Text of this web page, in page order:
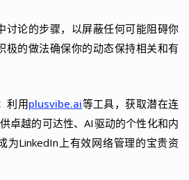
讨论的步骤，以屏蔽任何可能阻碍你
极的做法确保你的动态保持相关和有
利用plusvibe.ai等工具，获取潜在连
卓越的可达性、AI驱动的个性化和内
为LinkedIn上有效网络管理的宝贵资